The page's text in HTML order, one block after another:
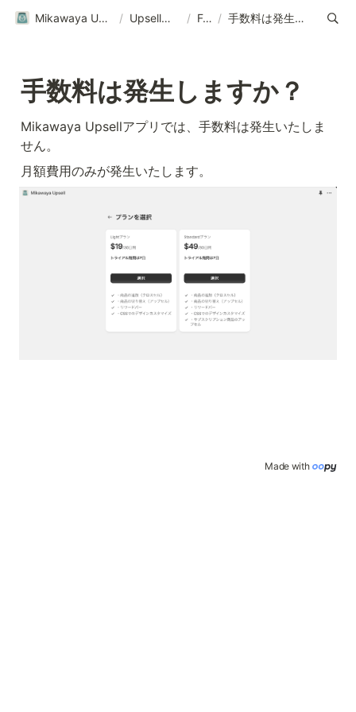
Mikawaya Upsellヘルプページ｜ご利用ガイド / Upsellについて / FAQ / 手数料は発生しますか？
手数料は発生しますか？
Mikawaya Upsellアプリでは、手数料は発生いたしま
せん。
月額費用のみが発生いたします。
Made with